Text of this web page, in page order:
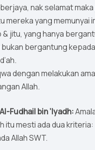
nak selamat maka
mereka yang memunyai
& jitu, yang hanya
bukan bergantung kepada
dengan melakukan
Allah.
Fudhail bin ‘Iyadh:
itu mesti ada dua kriteria:
Allah SWT.